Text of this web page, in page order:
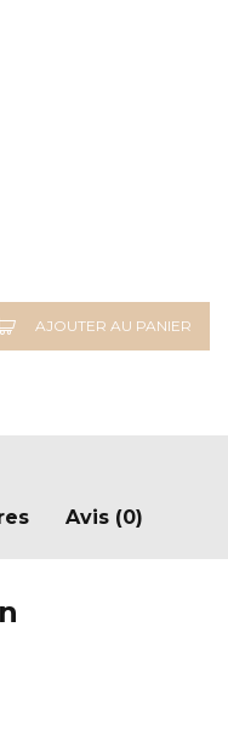
AJOUTER AU PANIER
Avis (0)